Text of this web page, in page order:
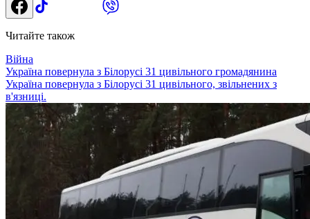
Читайте також
Війна
Україна повернула з Білорусі 31 цивільного громадянина
Україна повернула з Білорусі 31 цивільного, звільнених з
в'язниці.